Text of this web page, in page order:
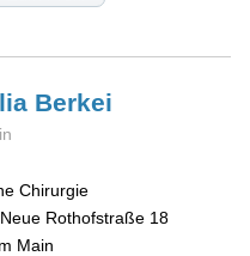
Berkei
Chirurgie
Rothofstraße 18
Main